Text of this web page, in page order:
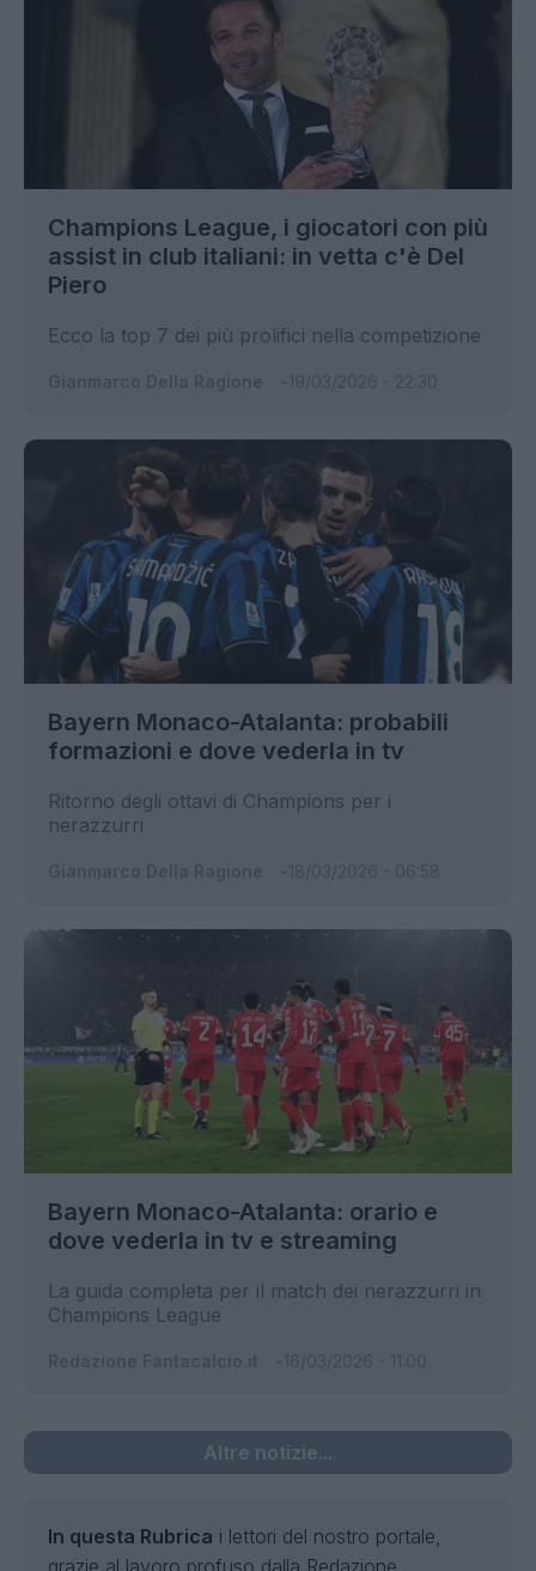
Champions League, i giocatori con più
assist in club italiani: in vetta c'è Del
Piero
Ecco la top 7 dei più prolifici nella competizione
Bayern Monaco-Atalanta: probabili
formazioni e dove vederla in tv
Ritorno degli ottavi di Champions per i
nerazzurri
Bayern Monaco-Atalanta: orario e
dove vederla in tv e streaming
La guida completa per il match dei nerazzurri in
Champions League
Altre notizie...
In questa Rubrica i lettori del nostro portale,